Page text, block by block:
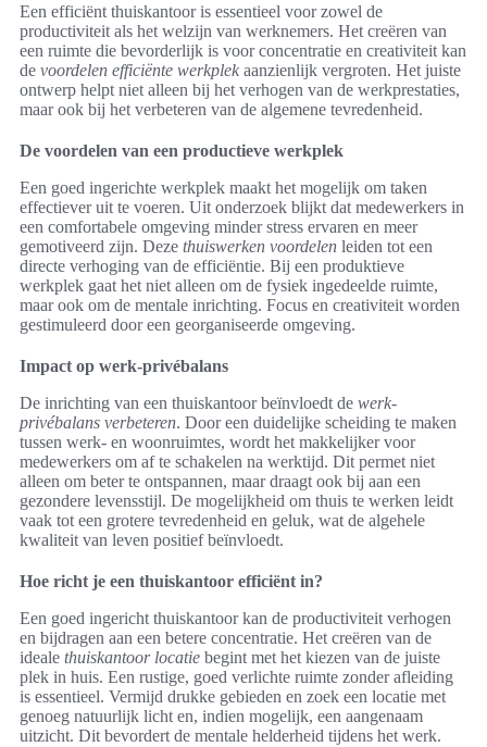
Een efficiënt thuiskantoor is essentieel voor zowel de
productiviteit als het welzijn van werknemers. Het creëren van
een ruimte die bevorderlijk is voor concentratie en creativiteit kan
de voordelen efficiënte werkplek aanzienlijk vergroten. Het juiste
ontwerp helpt niet alleen bij het verhogen van de werkprestaties,
maar ook bij het verbeteren van de algemene tevredenheid.
De voordelen van een productieve werkplek
Een goed ingerichte werkplek maakt het mogelijk om taken
effectiever uit te voeren. Uit onderzoek blijkt dat medewerkers in
een comfortabele omgeving minder stress ervaren en meer
gemotiveerd zijn. Deze thuiswerken voordelen leiden tot een
directe verhoging van de efficiëntie. Bij een produktieve
werkplek gaat het niet alleen om de fysiek ingedeelde ruimte,
maar ook om de mentale inrichting. Focus en creativiteit worden
gestimuleerd door een georganiseerde omgeving.
Impact op werk-privébalans
De inrichting van een thuiskantoor beïnvloedt de werk-
privébalans verbeteren. Door een duidelijke scheiding te maken
tussen werk- en woonruimtes, wordt het makkelijker voor
medewerkers om af te schakelen na werktijd. Dit permet niet
alleen om beter te ontspannen, maar draagt ook bij aan een
gezondere levensstijl. De mogelijkheid om thuis te werken leidt
vaak tot een grotere tevredenheid en geluk, wat de algehele
kwaliteit van leven positief beïnvloedt.
Hoe richt je een thuiskantoor efficiënt in?
Een goed ingericht thuiskantoor kan de productiviteit verhogen
en bijdragen aan een betere concentratie. Het creëren van de
ideale thuiskantoor locatie begint met het kiezen van de juiste
plek in huis. Een rustige, goed verlichte ruimte zonder afleiding
is essentieel. Vermijd drukke gebieden en zoek een locatie met
genoeg natuurlijk licht en, indien mogelijk, een aangenaam
uitzicht. Dit bevordert de mentale helderheid tijdens het werk.